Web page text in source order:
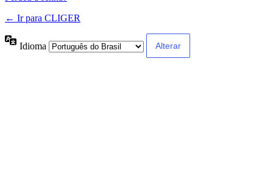
← Ir para CLIGER
Idioma